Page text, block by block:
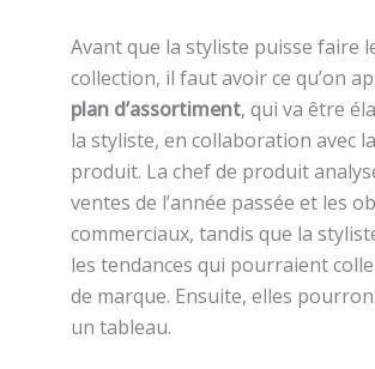
Avant que la styliste puisse faire
collection, il faut avoir ce qu’on
plan d’assortiment, qui va être
la styliste, en collaboration avec
produit. La chef de produit
ventes de l’année passée et les
commerciaux, tandis que la
les tendances qui pourraient
de marque. Ensuite, elles
un tableau.